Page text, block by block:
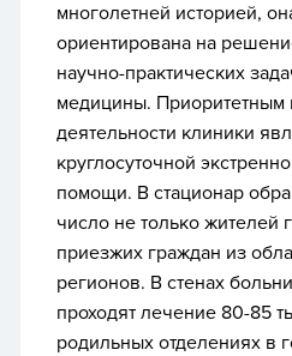
многолетней историей,
ориентирована на
научно-практических
медицины. Приоритетным
деятельности клиники
круглосуточной
помощи. В стационар
число не только жителей
приезжих граждан из
регионов. В стенах
проходят лечение 80-85
родильных отделениях в